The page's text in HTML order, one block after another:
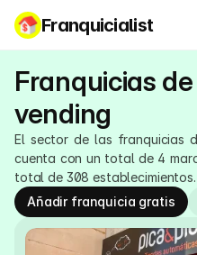
Franquicialist
Franquicias
vending
El sector de las franquicias
cuenta con un total de 4
total de 308 establecimientos.
Añadir franquicia gratis